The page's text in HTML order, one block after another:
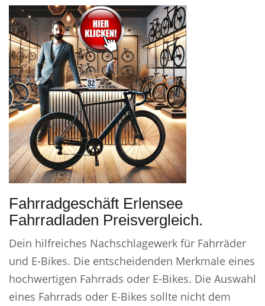
Fahrradgeschäft Erlensee
Fahrradladen Preisvergleich.
Dein hilfreiches Nachschlagewerk für Fahrräder
und E-Bikes. Die entscheidenden Merkmale eines
hochwertigen Fahrrads oder E-Bikes. Die Auswahl
eines Fahrrads oder E-Bikes sollte nicht dem